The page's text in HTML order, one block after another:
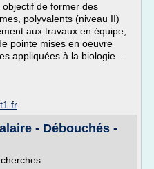
de former des
polyvalents (niveau II)
aux travaux en équipe,
pointe mises en oeuvre
appliquées à la biologie...
- Débouchés -